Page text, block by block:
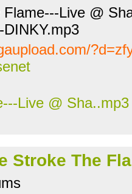
Live @
Live @ Sha..mp3
Stroke The